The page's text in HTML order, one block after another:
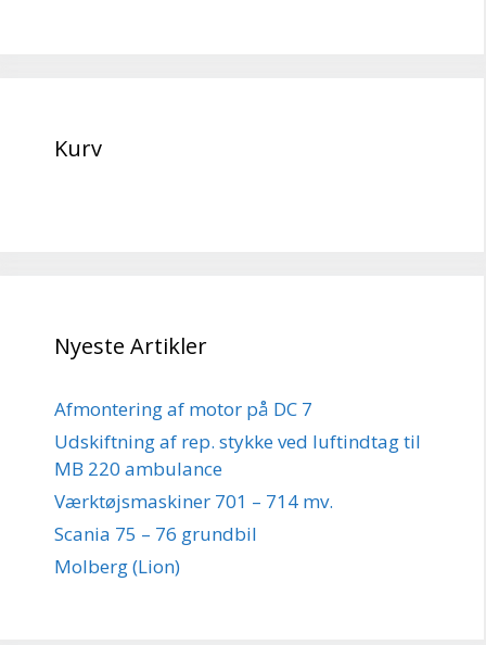
Kurv
Nyeste Artikler
Afmontering af motor på DC 7
Udskiftning af rep. stykke ved luftindtag til
MB 220 ambulance
Værktøjsmaskiner 701 – 714 mv.
Scania 75 – 76 grundbil
Molberg (Lion)